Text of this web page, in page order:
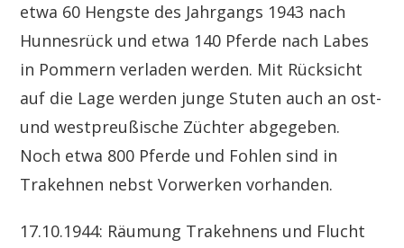
etwa 60 Hengste des Jahrgangs 1943 nach
Hunnesrück und etwa 140 Pferde nach Labes
in Pommern verladen werden. Mit Rücksicht
auf die Lage werden junge Stuten auch an ost-
und westpreußische Züchter abgegeben.
Noch etwa 800 Pferde und Fohlen sind in
Trakehnen nebst Vorwerken vorhanden.
17.10.1944: Räumung Trakehnens und Flucht